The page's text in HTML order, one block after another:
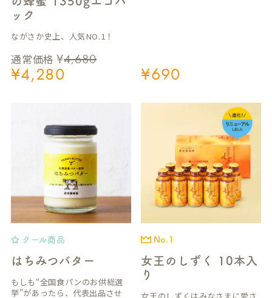
ック
通常価格 ¥4,680
¥4,280
ながさか史上、人気NO.1！
¥690
はちみつバター
クール商品
もしも“全国食パンのお供総選
挙”があったら、代表出品させ
女王のしずく 10本入
り
No.1